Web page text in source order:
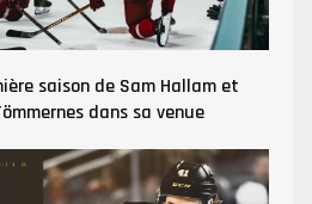
saison de Sam Hallam et
dans sa venue